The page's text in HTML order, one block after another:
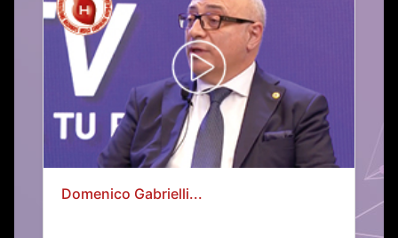
Domenico Gabrielli...